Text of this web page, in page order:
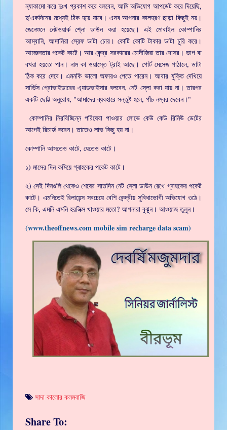
ন্যাকামো করে দুঃখ প্রকাশ করে বলবেন, আমি অভিযোগ আপডেট করে দিয়েছি,
দু'একদিনের মধ্যেই ঠিক হয়ে যাবে। এসব আপনার কালহরণ ছাড়া কিছুই নয়।
জেনেশুনে নেটওয়ার্ক শ্লো ডাউন করা হয়েছে। এই মোবাইল কোম্পানির
আম্বানি, আদানিরা স্রেফ ডাটা চোর। কোটি কোটি টাকার ডাটা চুরি করে।
আমজনতার পকেট কাটে। আর কেন্দ্র সরকারের মোদীজিরা তার দোসর। ভাগ বা
বখরা হয়তো পান। নাম কা ওয়াস্তে ট্রাই আছে। পোর্ট মেসেজ পাঠালে, ডাটা
ঠিক করে দেবে। এমনকি ভালো অফারও পেতে পারেন। আবার যুক্তি দেখিয়ে
সার্ভিস প্রোভাইডারের এ্যাডভাইসার বলবেন, নেট স্লো করা যায় না। তারপর
একটি ছোট্ট অনুরোধ, "আমাদের ব্যবহারে সন্তুষ্ট হলে, পাঁচ নম্বর দেবেন।"
কোম্পানির নিরবিচ্ছিন্ন পরিষেবা পাওয়ার লোভে কেউ কেউ রিনিউ ডেটের
আগেই রিচার্জ করেন। তাতেও লাভ কিছু হয় না।
কোম্পানি আসতেও কাটে, যেতেও কাটে।
১) মাসের দিন কমিয়ে গ্ৰাহকের পকেট কাটে।
২) সেই দিনগুলি থেকেও শেষের সাতদিন নেট স্লো ডাউন রেখে গ্ৰাহকের পকেট
কাটে। এমনিতেই রিলায়েন্স সবচেয়ে বেশি কেন্দ্রীয় সুবিধাভোগী অভিযোগ ওঠে।
সে কি, এমনি এমনি হরলিক্স খাওয়ার মতো? আপনারা বুঝুন। আওয়াজ তুলুন।
(www.theoffnews.com mobile sim recharge data scam)
সাদা কালোর কলমবাজি
Share To: